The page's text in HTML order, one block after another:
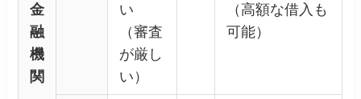
金
融
機
関
い
（審査
が厳し
い）
（高額な借入も
可能）